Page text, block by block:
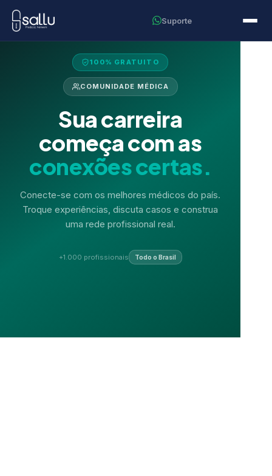
Suporte
100% GRATUITO
COMUNIDADE MÉDICA
Sua carreira
começa com as
conexões certas.
Conecte-se com os melhores médicos do país.
Troque experiências, discuta casos e construa
uma rede profissional real.
+1.000 profissionais Todo o Brasil